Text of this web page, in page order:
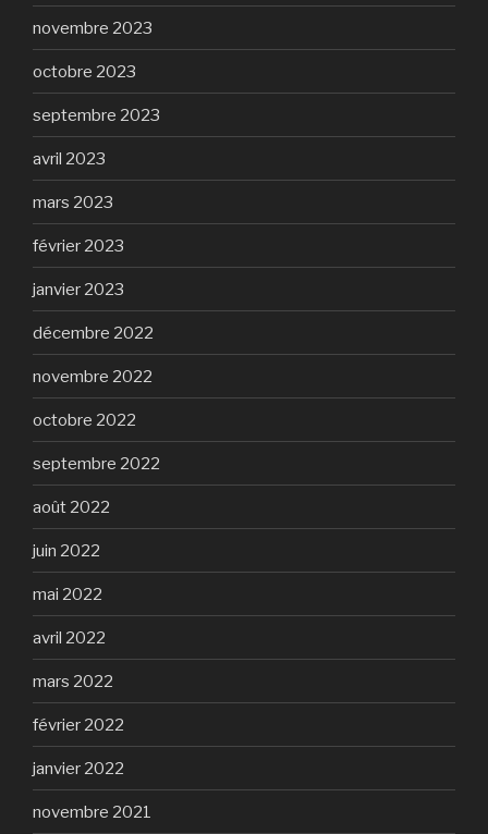
novembre 2023
octobre 2023
septembre 2023
avril 2023
mars 2023
février 2023
janvier 2023
décembre 2022
novembre 2022
octobre 2022
septembre 2022
août 2022
juin 2022
mai 2022
avril 2022
mars 2022
février 2022
janvier 2022
novembre 2021